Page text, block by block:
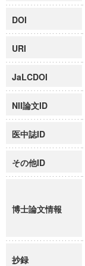
DOI
URI
JaLCDOI
NII論文ID
医中誌ID
その他ID
博士論文情報
抄録